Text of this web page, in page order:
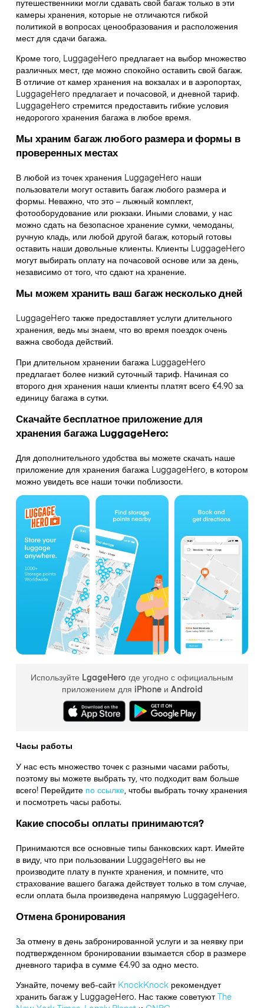
камеры хранения, которые не отличаются гибкой
политикой в вопросах ценообразования и расположения
мест для сдачи багажа.
Кроме того, LuggageHero предлагает на выбор множество
различных мест, где можно спокойно оставить свой багаж.
В отличие от камер хранения на вокзалах и в аэропортах,
LuggageHero предлагает и почасовой, и дневной тариф.
LuggageHero стремится предоставить гибкие условия
недорогого хранения багажа в любое время.
Мы храним багаж любого размера и формы в
проверенных местах
В любой из точек хранения LuggageHero наши
пользователи могут оставить багаж любого размера и
формы. Неважно, что это – лыжный комплект,
фотооборудование или рюкзаки. Иными словами, у нас
можно сдать на безопасное хранение сумки, чемоданы,
ручную кладь, или любой другой багаж, который готовы
оставить наши довольные клиенты. Клиенты LuggageHero
могут выбирать оплату на почасовой основе или за день,
независимо от того, что сдают на хранение.
Мы можем хранить ваш багаж несколько дней
LuggageHero также предоставляет услуги длительного
хранения, ведь мы знаем, что во время поездок очень
важна свобода действий.
При длительном хранении багажа LuggageHero
предлагает более низкий суточный тариф. Начиная со
второго дня хранения наши клиенты платят всего €4.90 за
единицу багажа в сутки.
Скачайте бесплатное приложение для
хранения багажа LuggageHero:
Для дополнительного удобства вы можете скачать наше
приложение для хранения багажа LuggageHero, в котором
можно увидеть все наши точки поблизости.
Используйте LgageHero где угодно с официальным
приложением для iPhone и Android
Часы работы
У нас есть множество точек с разными часами работы,
поэтому вы можете выбрать ту, что подходит вам больше
всего! Перейдите по ссылке, чтобы выбрать точку хранения
и посмотреть часы работы.
Какие способы оплаты принимаются?
Принимаются все основные типы банковских карт. Имейте
в виду, что при пользовании LuggageHero вы не
производите плату в пункте хранения, и помните, что
страхование вашего багажа действует только в том случае,
если оплата была произведена напрямую LuggageHero.
Отмена бронирования
За отмену в день забронированной услуги и за неявку при
подтвержденном бронировании взымается сбор в размере
дневного тарифа в сумме €4.90 за одно место.
Узнайте, почему веб-сайт KnockKnockрекомендует
хранить багаж у LuggageHero. Нас также советуютThe